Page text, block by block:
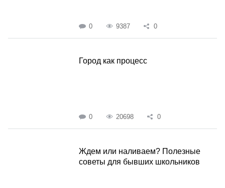
0 9387 0
Город как процесс
0 20698 0
Ждем или наливаем? Полезные
советы для бывших школьников